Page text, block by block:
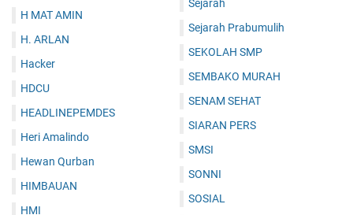
H MAT AMIN
H. ARLAN
Hacker
HDCU
HEADLINEPEMDES
Heri Amalindo
Hewan Qurban
HIMBAUAN
HMI
Sejarah
Sejarah Prabumulih
SEKOLAH SMP
SEMBAKO MURAH
SENAM SEHAT
SIARAN PERS
SMSI
SONNI
SOSIAL